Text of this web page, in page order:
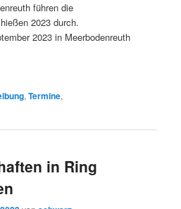
führen die
2023 durch.
2023 in Meerbodenreuth
,Termine,
in Ring